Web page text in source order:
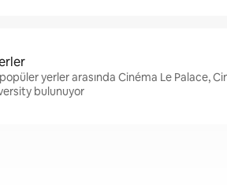
yerler arasında Cinéma Le Palace,
bulunuyor